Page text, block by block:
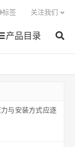
产品目录
标签 关注我们
与安装方式应逐